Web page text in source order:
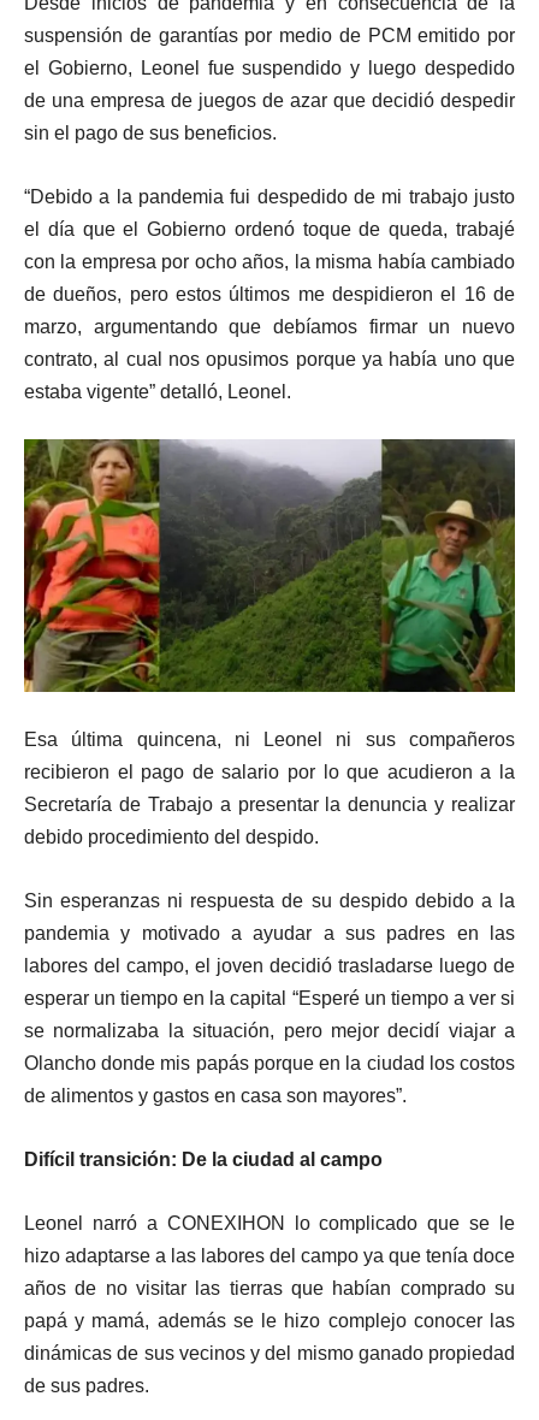
suspensión de garantías por medio de PCM emitido por
el Gobierno, Leonel fue suspendido y luego despedido
de una empresa de juegos de azar que decidió despedir
sin el pago de sus beneficios.
“Debido a la pandemia fui despedido de mi trabajo justo
el día que el Gobierno ordenó toque de queda, trabajé
con la empresa por ocho años, la misma había cambiado
de dueños, pero estos últimos me despidieron el 16 de
marzo, argumentando que debíamos firmar un nuevo
contrato, al cual nos opusimos porque ya había uno que
estaba vigente” detalló, Leonel.
Esa última quincena, ni Leonel ni sus compañeros
recibieron el pago de salario por lo que acudieron a la
Secretaría de Trabajo a presentar la denuncia y realizar
debido procedimiento del despido.
Sin esperanzas ni respuesta de su despido debido a la
pandemia y motivado a ayudar a sus padres en las
labores del campo, el joven decidió trasladarse luego de
esperar un tiempo en la capital “Esperé un tiempo a ver si
se normalizaba la situación, pero mejor decidí viajar a
Olancho donde mis papás porque en la ciudad los costos
de alimentos y gastos en casa son mayores”.
Difícil transición: De la ciudad al campo
Leonel narró a CONEXIHON lo complicado que se le
hizo adaptarse a las labores del campo ya que tenía doce
años de no visitar las tierras que habían comprado su
papá y mamá, además se le hizo complejo conocer las
dinámicas de sus vecinos y del mismo ganado propiedad
de sus padres.